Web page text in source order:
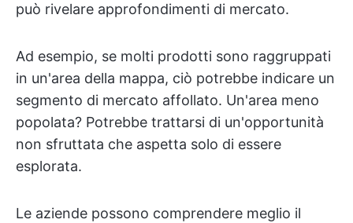
può rivelare approfondimenti di mercato.
Ad esempio, se molti prodotti sono raggruppati
in un'area della mappa, ciò potrebbe indicare un
segmento di mercato affollato. Un'area meno
popolata? Potrebbe trattarsi di un'opportunità
non sfruttata che aspetta solo di essere
esplorata.
Le aziende possono comprendere meglio il